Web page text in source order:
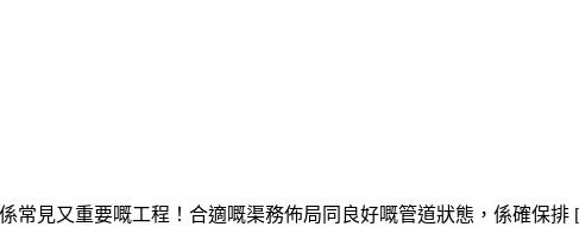
常見又重要嘅工程！合適嘅渠務佈局同良好嘅管道狀態，係確保